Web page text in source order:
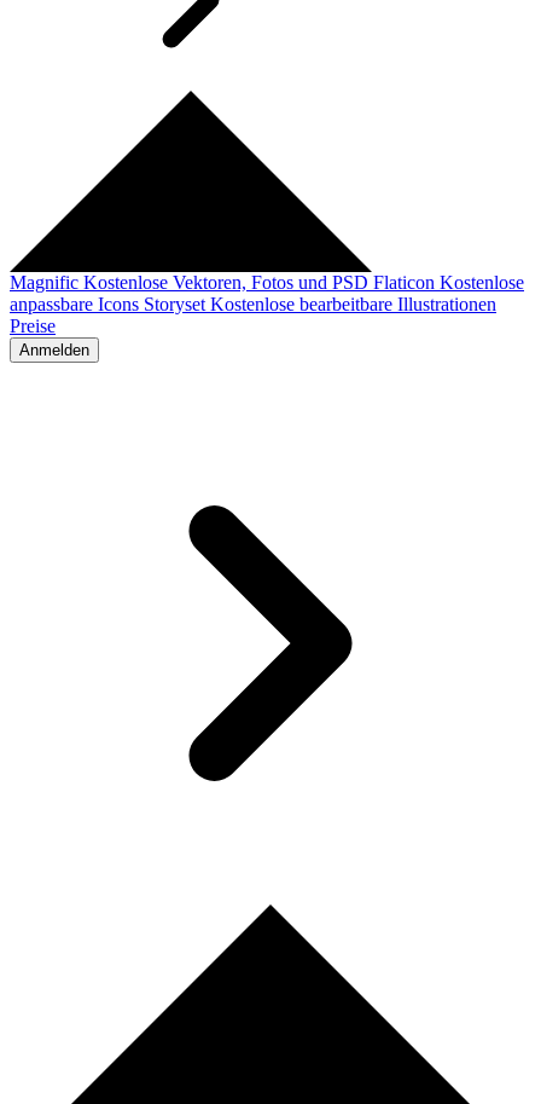
Magnific Kostenlose Vektoren, Fotos und PSD Flaticon Kostenlose
anpassbare Icons Storyset Kostenlose bearbeitbare Illustrationen
Preise
Anmelden